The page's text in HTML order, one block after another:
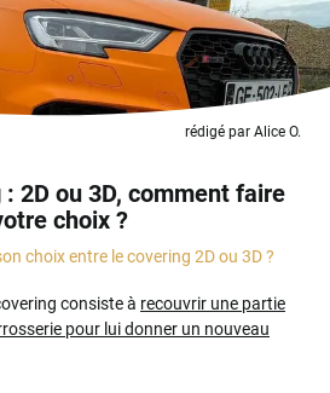
rédigé par Alice O.
2D ou 3D, comment faire
choix ?
choix entre le covering 2D ou 3D ?
consiste à recouvrir une partie
pour lui donner un nouveau